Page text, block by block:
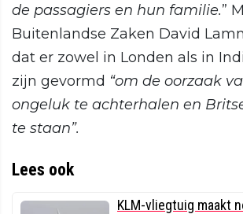
de passagiers en hun familie.”
Buitenlandse Zaken David
dat er zowel in Londen als in
zijn gevormd “om de oorzaak
ongeluk te achterhalen en
te staan”.
Lees ook
KLM-vliegtuig maakt